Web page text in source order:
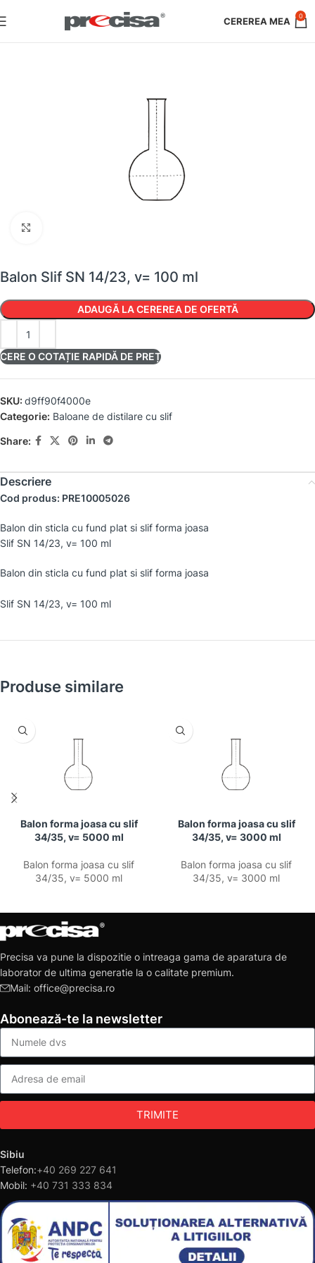
0
Balon Slif SN 14/23, v= 100 ml
ADAUGĂ LA CEREREA DE OFERTĂ
CERE O COTAȚIE RAPIDĂ DE PREȚ
SKU: d9ff90f4000e
Categorie: Baloane de distilare cu slif
Share:
Descriere
Cod produs: PRE10005026
Balon din sticla cu fund plat si slif forma joasa
Slif SN 14/23, v= 100 ml
Balon din sticla cu fund plat si slif forma joasa
Slif SN 14/23, v= 100 ml
Produse similare
Balon forma joasa cu slif
34/35, v= 5000 ml
Balon forma joasa cu slif
34/35, v= 5000 ml
Balon forma joasa cu slif
34/35, v= 3000 ml
Balon forma joasa cu slif
34/35, v= 3000 ml
Precisa va pune la dispozitie o intreaga gama de aparatura de
laborator de ultima generatie la o calitate premium.
Mail: office@precisa.ro
Abonează-te la newsletter
TRIMITE
Sibiu
Telefon:+40 269 227 641
Mobil: +40 731 333 834